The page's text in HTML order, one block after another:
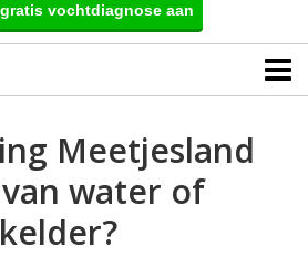
vochtdiagnose aan
Meetjesland
water of